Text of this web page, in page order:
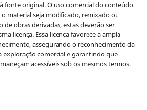
fonte original. O uso comercial do conteúdo
material seja modificado, remixado ou
de obras derivadas, estas deverão ser
licença. Essa licença favorece a ampla
assegurando o reconhecimento da
comercial e garantindo que
acessíveis sob os mesmos termos.